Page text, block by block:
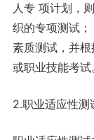
人专 项计划，
织的专项测试
素质测试，并
或职业技能考试
2.职业适应性测